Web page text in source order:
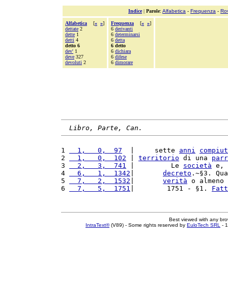
Indice| Parole: Alfabetica - Frequenza -
Alfabetica [« »]
dettate 2
dette 1
detti 4
detto 6
dev' 1
deve 327
devoluti 2
Frequenza [« »]
6 derivanti
6 determinarsi
6 detta
6 detto
6 dichiara
6 difese
6 dimorare
Libro, Parte, Can.
1
  1,   0,  97
  |     sette
anni
2
  1,   0,  102
territorio di una
3
  2,   3,  741
|         Le società e,
4
  6,   1,  1342
decreto .~§3.
5
  7,   2,  1532
verità o
6
  7,   5,  1751
|        1751 - §1.
Best viewed with any
IntraText®(V89) - Some rights reserved by EuloTech SRL -